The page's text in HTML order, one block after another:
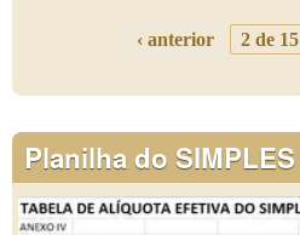
‹ anterior 2 de 15
Planilha do SIMPLES